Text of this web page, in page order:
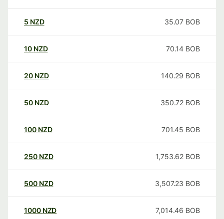
5 NZD 35.07 BOB
10 NZD 70.14 BOB
20 NZD 140.29 BOB
50 NZD 350.72 BOB
100 NZD 701.45 BOB
250 NZD 1,753.62 BOB
500 NZD 3,507.23 BOB
1000 NZD 7,014.46 BOB